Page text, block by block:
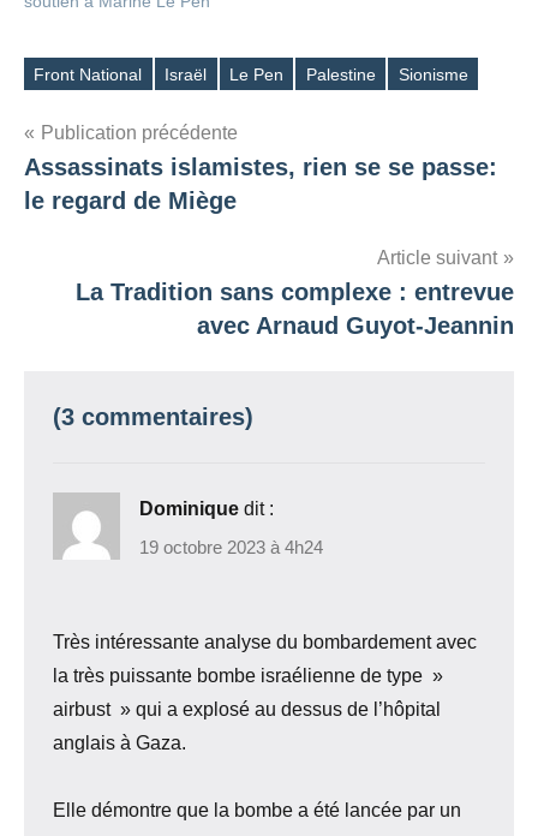
Étiquettes
Front National Israël Le Pen Palestine Sionisme
Navigation
de
Publication précédente
Assassinats islamistes, rien se se passe:
le regard de Miège
Article suivant
La Tradition sans complexe : entrevue
avec Arnaud Guyot-Jeannin
(3 commentaires)
Dominique dit :
19 octobre 2023 à 4h24
Très intéressante analyse du bombardement avec
la très puissante bombe israélienne de type »
airbust » qui a explosé au dessus de l’hôpital
anglais à Gaza.
Elle démontre que la bombe a été lancée par un